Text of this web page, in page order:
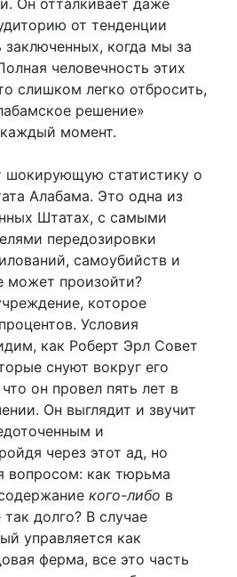
от тенденции
заключенных, когда мы за
человечность этих
слишком легко отбросить,
решение»
момент.
шокирующую статистику о
Алабама. Это одна из
Штатах, с самыми
передозировки
самоубийств и
может произойти?
которое
Условия
как Роберт Эрл Совет
снуют вокруг его
он провел пять лет в
Он выглядит и звучит
и
через этот ад, но
вопросом: как тюрьма
кого-либо в
долго? В случае
управляется как
ферма, все это часть